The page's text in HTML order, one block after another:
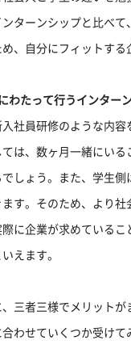
ターンシップと比べ
、自分にフィットする
わたって行うインター
入社員研修のような内容
は、数ヶ月一緒にい
しょう。また、学生
ます。そのため、より
際に企業が求めている
えます。
、三者三様でメリット
わせていくつか受けて